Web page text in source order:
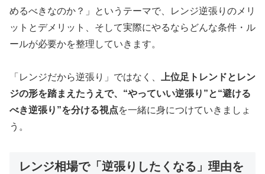
めるべきなのか？」というテーマで、レンジ逆張りのメリ
ットとデメリット、そして実際にやるならどんな条件・ル
ールが必要かを整理していきます。
「レンジだから逆張り」ではなく、 上位足トレンドとレン
ジの形を踏まえたうえで、“やっていい逆張り”と“避ける
べき逆張り”を分ける視点を一緒に身につけていきましょ
う。
レンジ相場で「逆張りしたくなる」理由を